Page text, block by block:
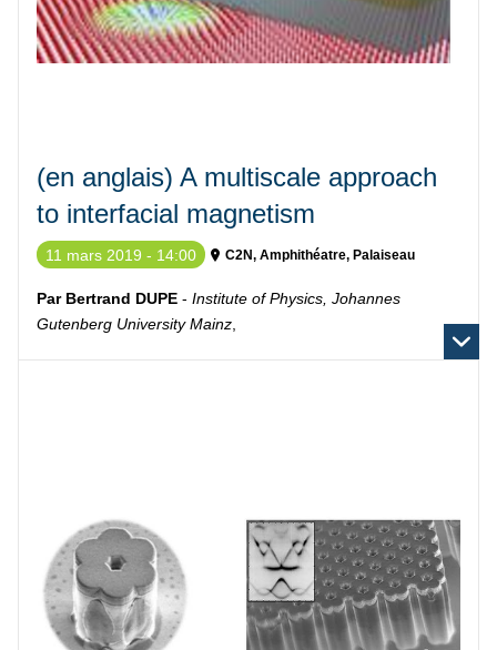
(en anglais) A multiscale approach
to interfacial magnetism
11 mars 2019 - 14:00 C2N, Amphithéatre, Palaiseau
Par Bertrand DUPE - Institute of Physics, Johannes
Gutenberg University Mainz